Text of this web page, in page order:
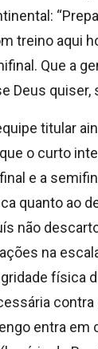
treino aqui
Que a
Deus quiser,
titular
o curto
e a
quanto ao
não
na
física
contra
entra em